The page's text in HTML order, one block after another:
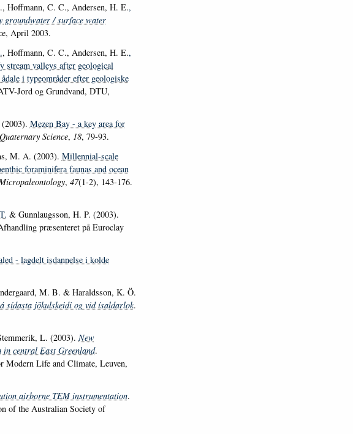
Hoffmann, C. C., Andersen, H. E.,
groundwater / surface water
April 2003.
, Hoffmann, C. C., Andersen, H. E.,
stream valleys after geological
i typeområder efter geologiske
Jord og Grundvand, DTU,
Mezen Bay - a key area for
Science, 18, 79-93.
M. A. (2003). Millennial-scale
foraminifera faunas and ocean
, 47(1-2), 143-176.
& Gunnlaugsson, H. P. (2003).
præsenteret på Euroclay
- lagdelt isdannelse i kolde
M. B. & Haraldsson, K. Ö.
sídasta jökulskeidi og vid ísaldarlok.
L. (2003). New
central East Greenland.
Modern Life and Climate, Leuven,
airborne TEM instrumentation.
of the Australian Society of